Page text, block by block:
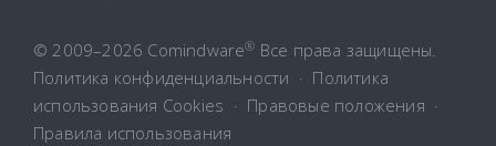
© 2009–2026 Comindware® Все права защищены.
Политика конфиденциальности · Политика
использования Cookies · Правовые положения ·
Правила использования